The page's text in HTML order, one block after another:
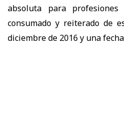
absoluta para
consumado y reiterado de
diciembre de 2016 y una